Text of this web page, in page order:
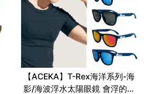
【ACEKA】T-Rex海洋系列-海
影/海波浮水太陽眼鏡 會浮的墨